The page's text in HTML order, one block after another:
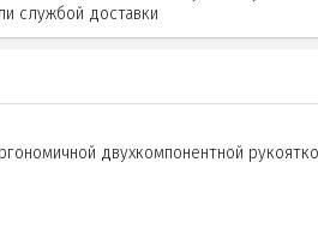
службой доставки
двухкомпонентной